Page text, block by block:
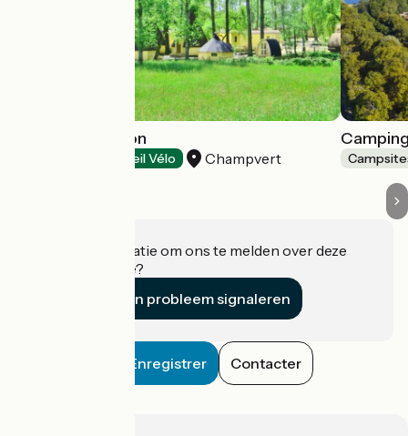
Le Petit Robinson
Accueil Vélo Champvert
Heeft u informatie om ons te melden over deze
accommodatie?
Een probleem signaleren
Enregistrer Contacter